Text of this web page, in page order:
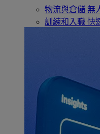
物流與倉儲 無
訓練和入職 快